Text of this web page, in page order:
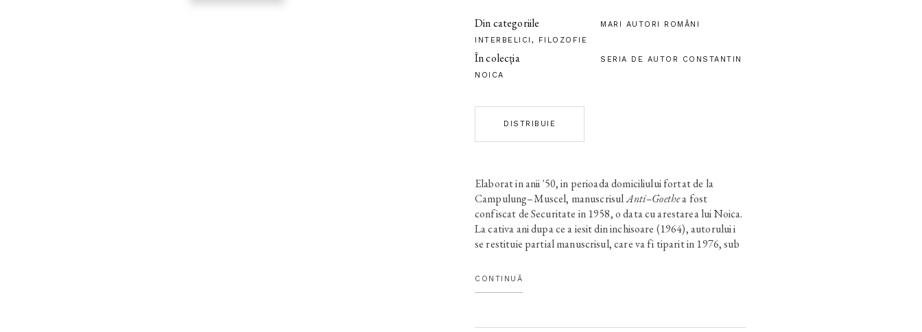
Din categoriile
MARI AUTORI ROMÂNI
INTERBELICI , FILOZOFIE
În colecția
SERIA DE AUTOR CONSTANTIN
NOICA
DISTRIBUIE
Elaborat in anii '50, in perioada domiciliului fortat de la
Campulung–Muscel, manuscrisulAnti–Goethea fost
confiscat de Securitate in 1958, o data cu arestarea lui Noica.
La cativa ani dupa ce a iesit din inchisoare (1964), autorului i
se restituie partial manuscrisul, care va fi tiparit in 1976, sub
lui Noica i-a fost inapoiata varianta initiala a volumului
Goethe, cuprinzand doua capitole inedite. Actuala editie
CONTINUĂ